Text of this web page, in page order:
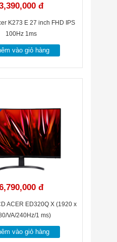
đ
K273 E 27 inch FHD IPS
100Hz 1ms
vào giỏ hàng
đ
ACER ED320Q X (1920 x
VA/240Hz/1 ms)
vào giỏ hàng